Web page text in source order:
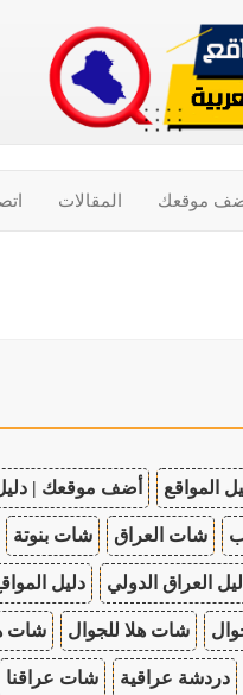
موقعك المقالات
المواقع أضف موقعك |
شات العراق شات بنوتة
العراق الدولي دليل
شات هلا للجوال شات
دردشة عراقية شات عراقنا